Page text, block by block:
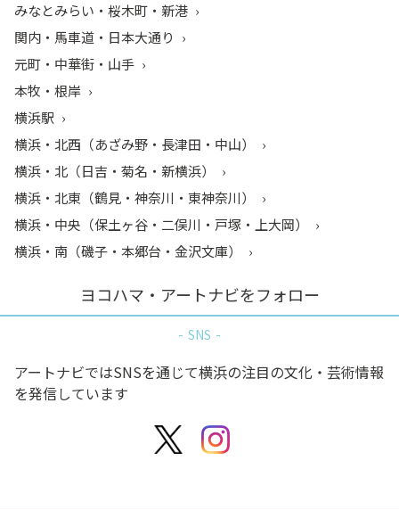
みなとみらい・桜木町・新港
関内・馬車道・日本大通り
元町・中華街・山手
本牧・根岸
横浜駅
横浜・北西（あざみ野・長津田・中山）
横浜・北（日吉・菊名・新横浜）
横浜・北東（鶴見・神奈川・東神奈川）
横浜・中央（保土ヶ谷・二俣川・戸塚・上大岡）
横浜・南（磯子・本郷台・金沢文庫）
ヨコハマ・アートナビをフォロー
SNS
アートナビではSNSを通じて横浜の注目の文化・芸術情報
を発信しています